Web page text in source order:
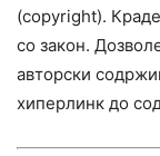
(copyright).
со закон.
авторски
хиперлинк до